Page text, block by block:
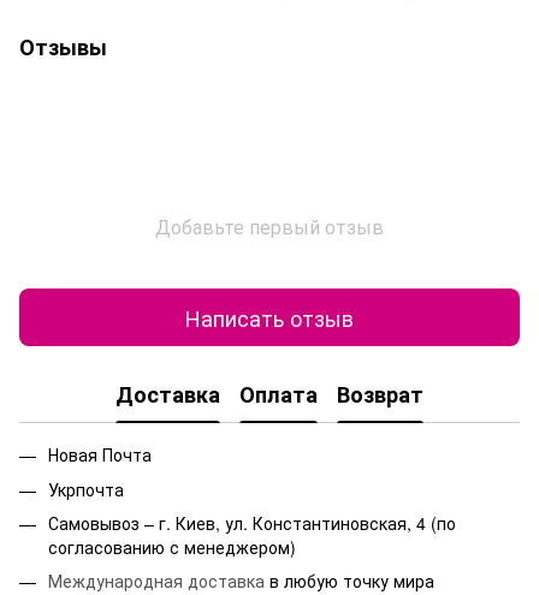
Отзывы
Добавьте первый отзыв
Написать отзыв
Доставка Оплата Возврат
Новая Почта
Укрпочта
Самовывоз – г. Киев, ул. Константиновская, 4 (по
согласованию с менеджером)
Международная доставка в любую точку мира